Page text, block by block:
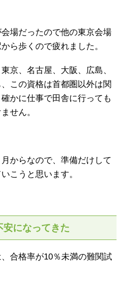
場だったので他の東京会場
ら歩くので疲れました。
京、名古屋、大阪、広島、
この資格は首都圏以外は関
かに仕事で田舎に行っても
せん。
からなので、準備だけして
こうと思います。
になってきた
合格率が10％未満の難関試